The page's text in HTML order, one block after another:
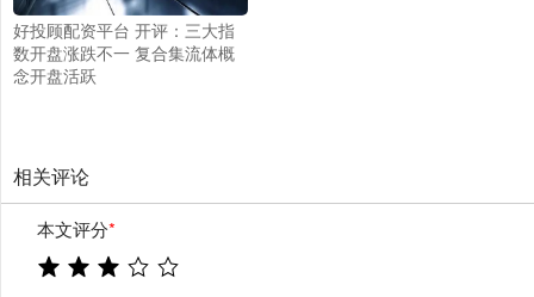
好投顾配资平台 开评：三大指
数开盘涨跌不一 复合集流体概
念开盘活跃
相关评论
本文评分*